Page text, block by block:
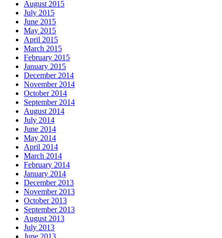
August 2015
July 2015
June 2015
May 2015
April 2015
March 2015
February 2015
January 2015
December 2014
November 2014
October 2014
September 2014
August 2014
July 2014
June 2014
May 2014
April 2014
March 2014
February 2014
January 2014
December 2013
November 2013
October 2013
September 2013
August 2013
July 2013
June 2013